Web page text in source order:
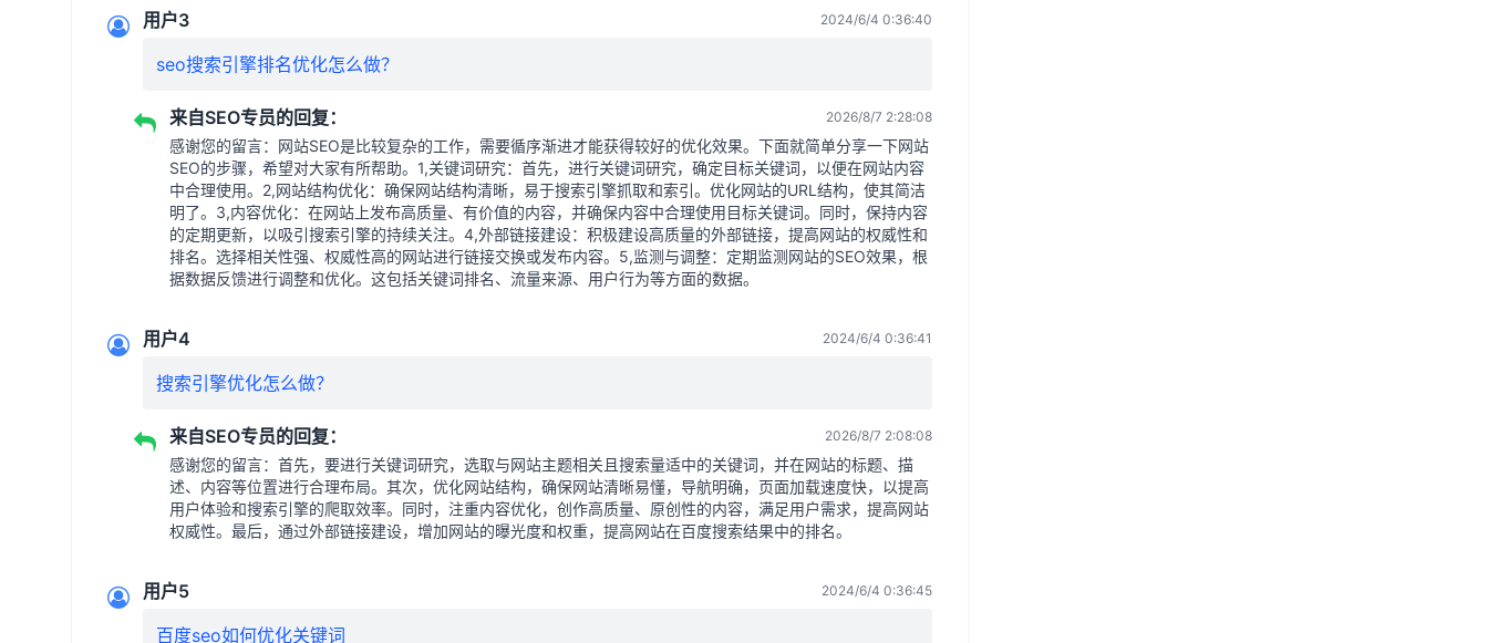
用户3 2024/6/4 0:36:40
seo搜索引擎排名优化怎么做？
来自SEO专员的回复： 2026/8/7 2:28:08
感谢您的留言：网站SEO是比较复杂的工作，需要循序渐进才能获得较好的优化效果。下面就简单分享一下网站
SEO的步骤，希望对大家有所帮助。1,关键词研究：首先，进行关键词研究，确定目标关键词，以便在网站内容
中合理使用。2,网站结构优化：确保网站结构清晰，易于搜索引擎抓取和索引。优化网站的URL结构，使其简洁
明了。3,内容优化：在网站上发布高质量、有价值的内容，并确保内容中合理使用目标关键词。同时，保持内容
的定期更新，以吸引搜索引擎的持续关注。4,外部链接建设：积极建设高质量的外部链接，提高网站的权威性和
排名。选择相关性强、权威性高的网站进行链接交换或发布内容。5,监测与调整：定期监测网站的SEO效果，根
据数据反馈进行调整和优化。这包括关键词排名、流量来源、用户行为等方面的数据。
用户4 2024/6/4 0:36:41
搜索引擎优化怎么做？
来自SEO专员的回复： 2026/8/7 2:08:08
感谢您的留言：首先，要进行关键词研究，选取与网站主题相关且搜索量适中的关键词，并在网站的标题、描
述、内容等位置进行合理布局。其次，优化网站结构，确保网站清晰易懂，导航明确，页面加载速度快，以提高
用户体验和搜索引擎的爬取效率。同时，注重内容优化，创作高质量、原创性的内容，满足用户需求，提高网站
权威性。最后，通过外部链接建设，增加网站的曝光度和权重，提高网站在百度搜索结果中的排名。
用户5 2024/6/4 0:36:45
百度seo如何优化关键词